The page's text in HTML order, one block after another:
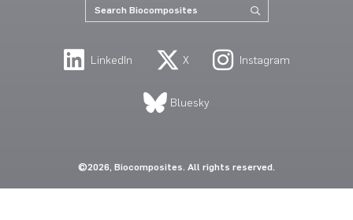
LinkedIn X Instagram
Bluesky
©2026, Biocomposites. All rights reserved.